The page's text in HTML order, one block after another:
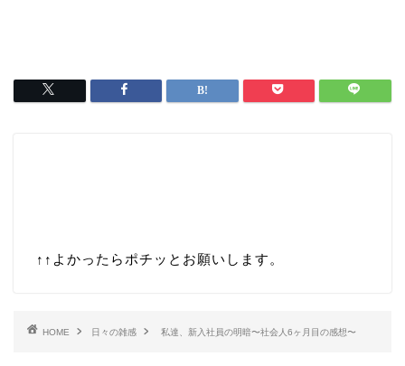
↑↑ よかったらポチッとお願いします。
HOME 日々の雑感 私達、新入社員の明暗〜社会人6ヶ月目の感想〜